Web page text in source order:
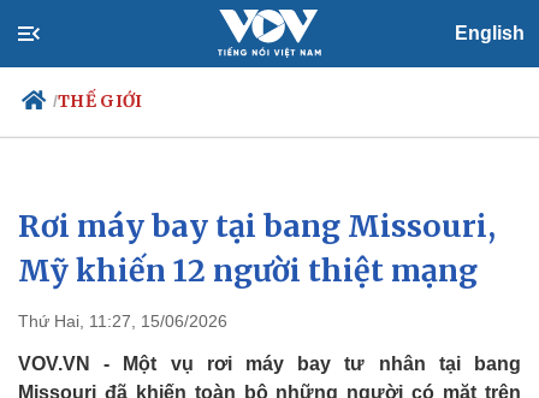
English
/THẾ GIỚI
Chính trị
Đảng
Tổ chức nhân sự
Nhận diện sự thật
Xã hội
Tin 24h
Dự báo thời tiết
Việc làm
Biển đảo
Rơi máy bay tại bang Missouri,
Mỹ khiến 12 người thiệt mạng
Thứ Hai, 11:27, 15/06/2026
VOV.VN - Một vụ rơi máy bay tư nhân tại bang
Missouri đã khiến toàn bộ những người có mặt trên